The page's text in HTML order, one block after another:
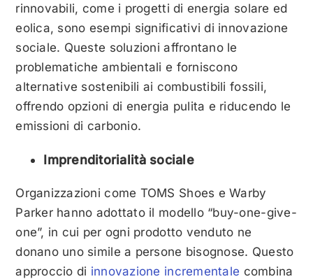
rinnovabili, come i progetti di energia solare ed
eolica, sono esempi significativi di innovazione
sociale. Queste soluzioni affrontano le
problematiche ambientali e forniscono
alternative sostenibili ai combustibili fossili,
offrendo opzioni di energia pulita e riducendo le
emissioni di carbonio.
Imprenditorialità sociale
Organizzazioni come TOMS Shoes e Warby
Parker hanno adottato il modello “buy-one-give-
one”, in cui per ogni prodotto venduto ne
donano uno simile a persone bisognose. Questo
approccio di innovazione incrementale combina